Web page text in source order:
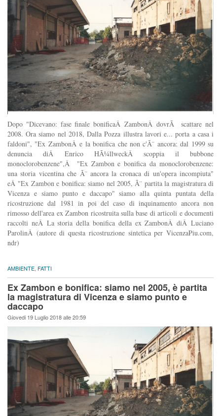
Dopo "Dicevano: fase finale bonificaÂ ZambonÂ dovrÃ scattare nel
2008. Ora siamo nel 2018, Dalla Pozza illustra lavori e... porta a casa i
faldoni", "Ex ZambonÂ e la bonifica che non c'Ã¨ ancora: dal 1999 su
denuncia diÂ Enrico HÃ¼llweckÂ scoppia il bubbone
monoclorobenzene",Â "Ex Zambon e bonifica da monoclorobenzene:
una storia vicentina che Ã¨ ancora la cronaca di un'opera incompiuta"
eÂ "Ex Zambon e bonifica: siamo nel 2005, Ã¨ partita la magistratura di
Vicenza e siamo punto e daccapo" siamo alla quinta puntata della
ricostruzione dal 1981 in poi del caso di inquinamento ancora non
rimosso dell'area ex Zambon ricostruita sulla base di articoli e documenti
raccolti neÂ La storia della bonifica della ex ZambonÂ diÂ Luciano
ParolinÂ (autore di questa ricostruzione sintetica per VicenzaPiu.com,
ndr)
AMBIENTE FATTI
Ex Zambon e bonifica: siamo nel 2005, è partita
la magistratura di Vicenza e siamo punto e
daccapo
Giovedi 19 Luglio 2018 alle 20:59